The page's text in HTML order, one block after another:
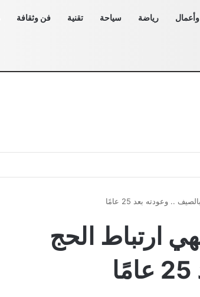
رياضة سياحة تقنية فن وثقافة
1446هـ ينهي ارتباط الحج